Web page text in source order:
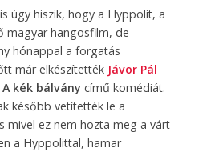
úgy hiszik, hogy a Hyppolit, a
magyar hangosfilm, de
hónappal a forgatás
már elkészítették Jávor Pál
A kék bálványcímű komédiát.
később vetítették le a
mivel ez nem hozta meg a várt
a Hyppolittal, hamar